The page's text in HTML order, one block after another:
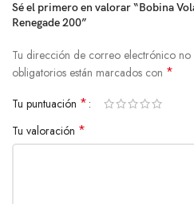
Sé el primero en valorar “Bobina
Renegade 200”
Tu dirección de correo electrónico no
obligatorios están marcados con *
Tu puntuación *
Tu valoración *